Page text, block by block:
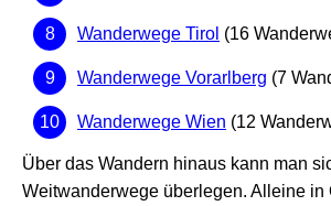
Wanderwege Tirol (16
Wanderwege Vorarlberg (7
Wanderwege Wien (12
Über das Wandern hinaus kann man
Weitwanderwege überlegen. Alleine in